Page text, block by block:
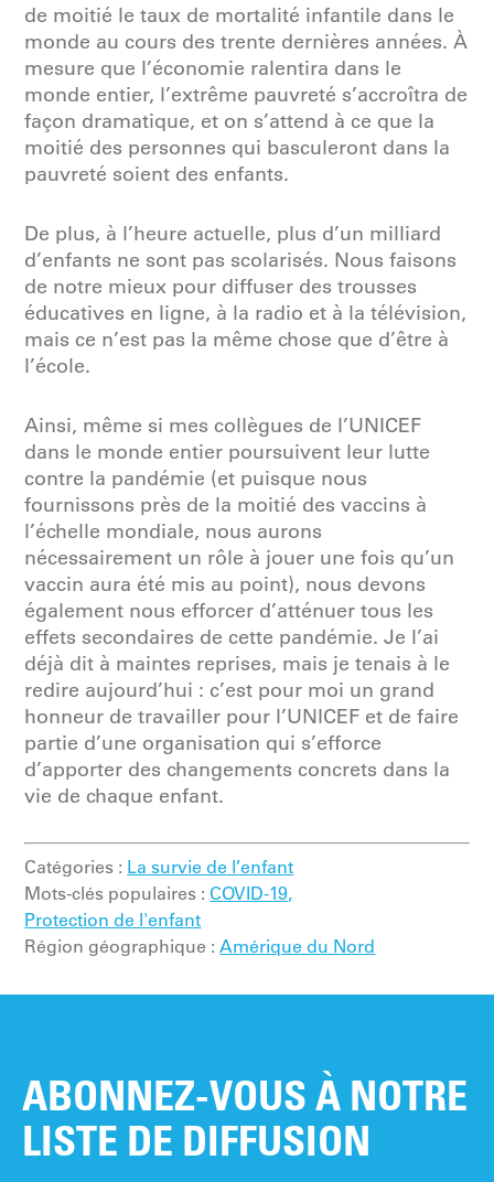
de moitié le taux de mortalité infantile dans le
monde au cours des trente dernières années. À
mesure que l’économie ralentira dans le
monde entier, l’extrême pauvreté s’accroîtra de
façon dramatique, et on s’attend à ce que la
moitié des personnes qui basculeront dans la
pauvreté soient des enfants.
De plus, à l’heure actuelle, plus d’un milliard
d’enfants ne sont pas scolarisés. Nous faisons
de notre mieux pour diffuser des trousses
éducatives en ligne, à la radio et à la télévision,
mais ce n’est pas la même chose que d’être à
l’école.
Ainsi, même si mes collègues de l’UNICEF
dans le monde entier poursuivent leur lutte
contre la pandémie (et puisque nous
fournissons près de la moitié des vaccins à
l’échelle mondiale, nous aurons
nécessairement un rôle à jouer une fois qu’un
vaccin aura été mis au point), nous devons
également nous efforcer d’atténuer tous les
effets secondaires de cette pandémie. Je l’ai
déjà dit à maintes reprises, mais je tenais à le
redire aujourd’hui : c’est pour moi un grand
honneur de travailler pour l’UNICEF et de faire
partie d’une organisation qui s’efforce
d’apporter des changements concrets dans la
vie de chaque enfant.
Catégories : La survie de l’enfant
Mots-clés populaires :COVID-19,
Protection de l'enfant
Région géographique :Amérique du Nord
ABONNEZ-VOUS À NOTRE
LISTE DE DIFFUSION